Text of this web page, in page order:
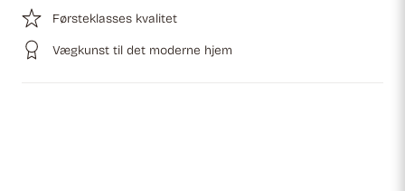
Førsteklasses kvalitet
Vægkunst til det moderne hjem